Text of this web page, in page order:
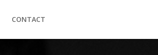
CONTACT